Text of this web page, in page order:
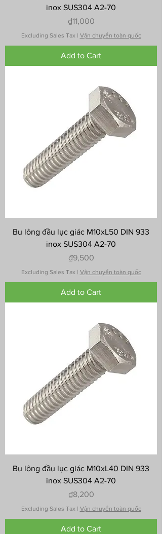
inox SUS304 A2-70
Price
₫11,000
Excluding Sales Tax| Vận chuyển toàn quốc
Add to Cart
Bu lông đầu lục giác M10xL50 DIN 933
inox SUS304 A2-70
Price
₫9,500
Excluding Sales Tax| Vận chuyển toàn quốc
Add to Cart
Bu lông đầu lục giác M10xL40 DIN 933
inox SUS304 A2-70
Price
₫8,200
Excluding Sales Tax| Vận chuyển toàn quốc
Add to Cart